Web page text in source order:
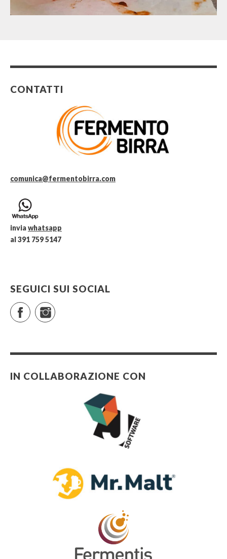
CONTATTI
comunica@fermentobirra.com
inviawhatsapp
al 391 759 5147
SEGUICI SUI SOCIAL
FacebookInstagram
IN COLLABORAZIONE CON